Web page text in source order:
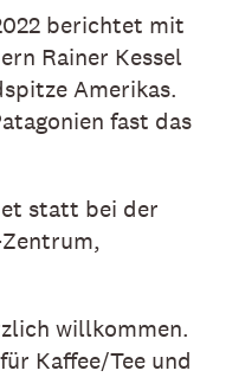
berichtet mit
Rainer Kessel
Amerikas.
fast das
statt bei der
willkommen.
Kaffee/Tee und